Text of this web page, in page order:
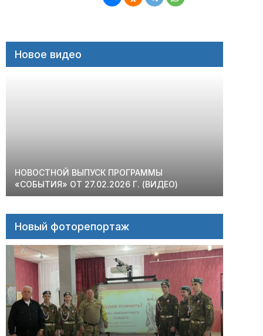
Новое видео
НОВОСТНОЙ ВЫПУСК ПРОГРАММЫ
«СОБЫТИЯ» ОТ 27.02.2026 Г. (ВИДЕО)
Новый фоторепортаж